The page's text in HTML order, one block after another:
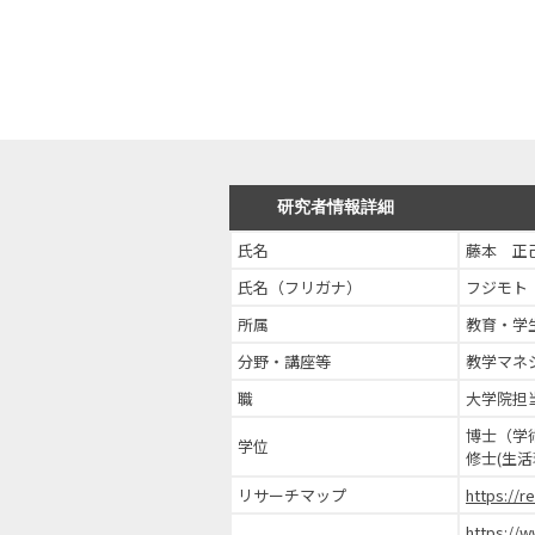
研究者情報詳細
氏名
藤本 正
氏名（フリガナ）
フジモ
所属
教育・学
分野・講座等
教学マネ
職
大学院担
学位
博士（学
修士(生
リサーチマップ
https://